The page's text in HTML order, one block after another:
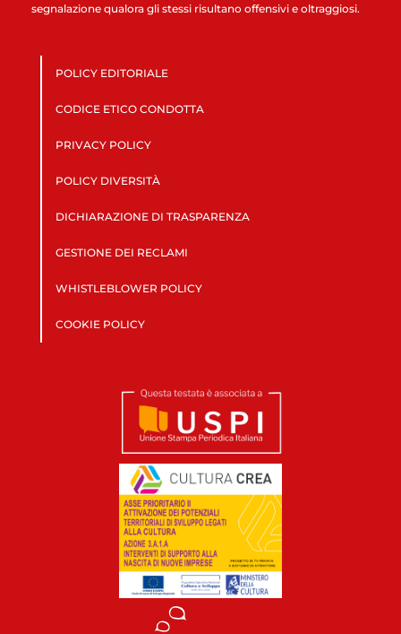
segnalazione qualora gli stessi risultano offensivi e oltraggiosi.
POLICY EDITORIALE
CODICE ETICO CONDOTTA
PRIVACY POLICY
POLICY DIVERSITÀ
DICHIARAZIONE DI TRASPARENZA
GESTIONE DEI RECLAMI
WHISTLEBLOWER POLICY
COOKIE POLICY